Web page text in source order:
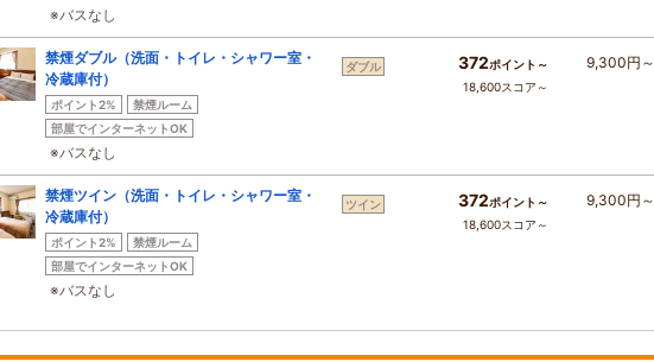
※バスなし
禁煙ダブル（洗面・トイレ・シャワー室・
冷蔵庫付）
ポイント2%
禁煙ルーム
部屋でインターネットOK
※バスなし
ダブル 372ポイント～
18,600スコア～
9,300円～
禁煙ツイン（洗面・トイレ・シャワー室・
冷蔵庫付）
ポイント2%
禁煙ルーム
部屋でインターネットOK
※バスなし
ツイン 372ポイント～
18,600スコア～
9,300円～